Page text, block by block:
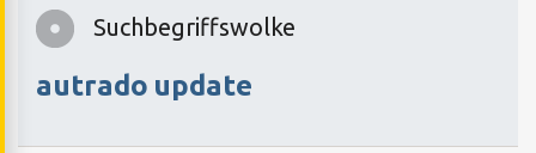
Suchbegriffswolke
autrado update